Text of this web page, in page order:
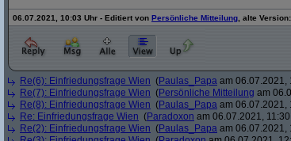
06.07.2021, 10:03 Uhr - Editiert von Persönliche Mitteilung , alte Version:
Re(6): Einfriedungsfrage Wien (Paulas_Papa am 06.07.2021,
Re(7): Einfriedungsfrage Wien (Persönliche Mitteilung am
Re(8): Einfriedungsfrage Wien (Paulas_Papa am 06.07.2021,
Re: Einfriedungsfrage Wien (Paradoxon am 06.07.2021,
Re(2): Einfriedungsfrage Wien (Paulas_Papa am 06.07.2021,